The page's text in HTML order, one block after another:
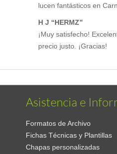
lucen fantásticos en
H J “HERMZ”
¡Muy satisfecho!
precio justo. ¡Gracias!
Asistencia e
Formatos de Archivo
Fichas Técnicas y Plantillas
Chapas personalizadas